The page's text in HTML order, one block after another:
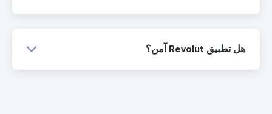
هل تطبيق Revolut آمن؟